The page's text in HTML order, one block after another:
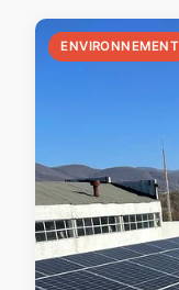
ENVIRONNEMENT